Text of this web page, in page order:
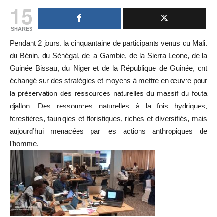
15
SHARES
Pendant 2 jours, la cinquantaine de participants venus du Mali,
du Bénin, du Sénégal, de la Gambie, de la Sierra Leone, de la
Guinée Bissau, du Niger et de la République de Guinée, ont
échangé sur des stratégies et moyens à mettre en œuvre pour
la préservation des ressources naturelles du massif du fouta
djallon. Des ressources naturelles à la fois hydriques,
forestières, fauniqies et floristiques, riches et diversifiés, mais
aujourd’hui menacées par les actions anthropiques de
l’homme.